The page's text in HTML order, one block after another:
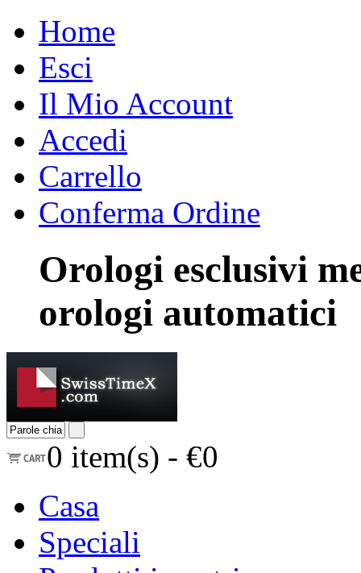
Home
Esci
Il Mio Account
Accedi
Carrello
Conferma Ordine
Orologi esclusivi
orologi automatici
0 item(s) - €0
Casa
Speciali